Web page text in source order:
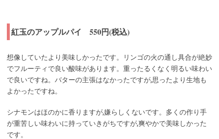
紅玉のアップルパイ 550円(税込)
想像していたより美味しかったです。リンゴの火の通し具合が絶妙
でフルーティで良い酸味があります。重ったるくなく明るい味わい
で良いですね。バターの主張はなかったですが,思ったより生地も
よかったですね。
シナモンはほのかに香りますが,嫌らしくないです。多くの作り手
が重苦しい味わいに持っていきがちですが,爽やかで美味しかった
です。